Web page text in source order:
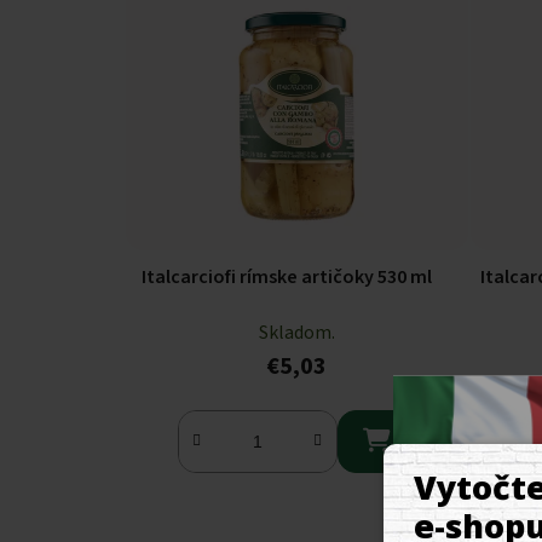
Italcarciofi rímske artičoky 530 ml
Skladom.
€5,03
